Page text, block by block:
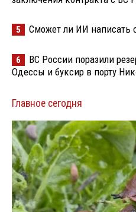
5 Сможет ли ИИ написать
6
ВС России поразили
Одессы и буксир в порту
Главное сегодня